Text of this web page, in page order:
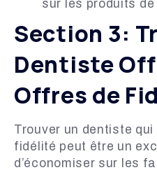
sur les produits
Section 3:
Dentiste
Offres de
Trouver un dentiste
fidélité peut être un
d’économiser sur les